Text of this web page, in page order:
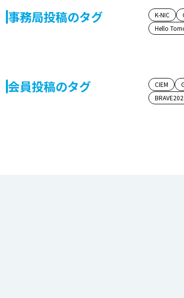
事務局投稿のタグ K-NIC
Hello
会員投稿のタグ CIEM